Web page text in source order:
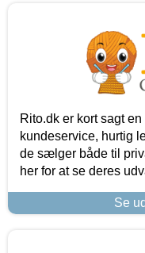
Rito.dk er kort sagt
kundeservice, hurtig
de sælger både til
her for at se deres
Se